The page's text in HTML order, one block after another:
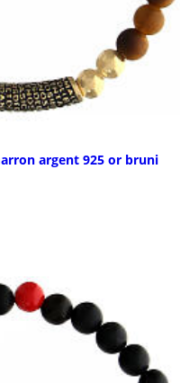
argent 925 or bruni